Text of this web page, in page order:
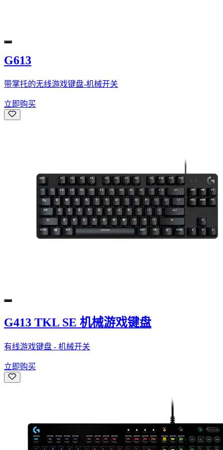
G613
带掌托的无线游戏键盘-机械开关
立即购买
G413 TKL SE 机械游戏键盘
有线游戏键盘 - 机械开关
立即购买